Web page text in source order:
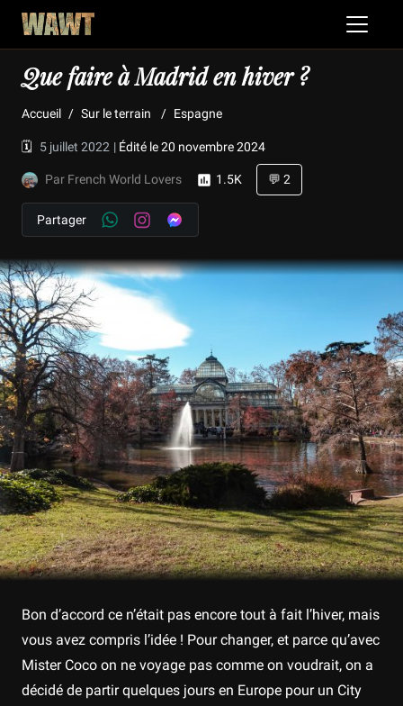
Que faire à Madrid en hiver ?
Accueil Sur le terrain Espagne
🗓️ 5 juillet 2022 | Édité le 20 novembre 2024
Par French World Lovers 1.5K 💬 2
Partager
Bon d’accord ce n’était pas encore tout à fait l’hiver, mais
vous avez compris l’idée ! Pour changer, et parce qu’avec
Mister Coco on ne voyage pas comme on voudrait, on a
décidé de partir quelques jours en Europe pour un City